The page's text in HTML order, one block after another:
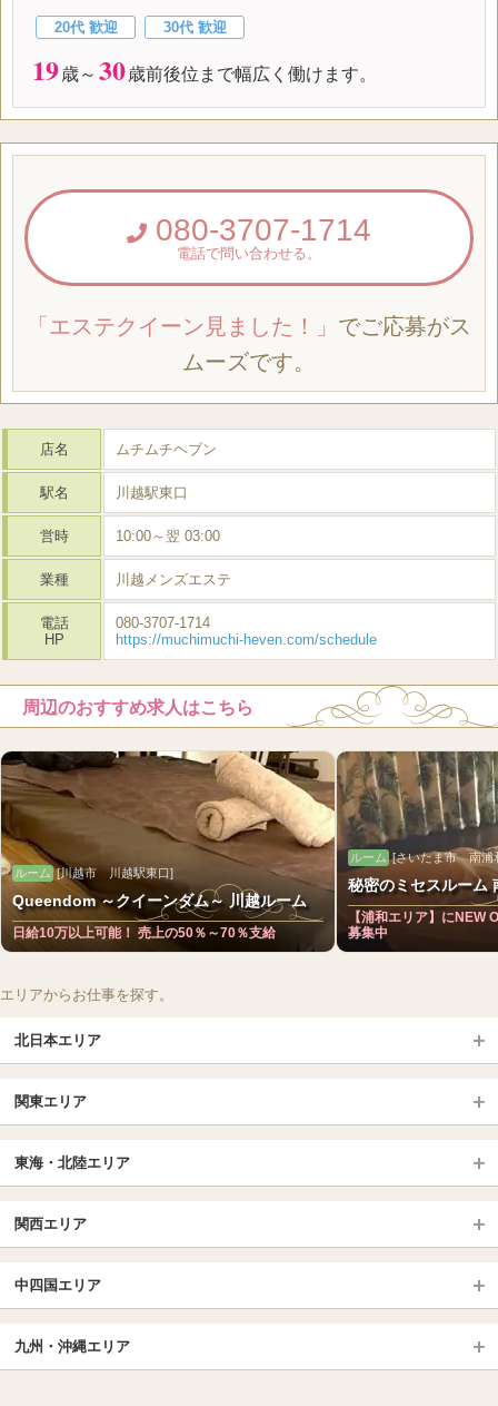
20代 歓迎 30代 歓迎
19歳～ 30歳前後位まで幅広く働けます。
080-3707-1714
電話で問い合わせる。
「エステクイーン見ました！」 でご応募がス
ムーズです。
店名 ムチムチヘブン
駅名 川越駅東口
営時 10:00～翌 03:00
業種 川越メンズエステ
電話
HP
080-3707-1714
https://muchimuchi-heven.com/schedule
周辺のおすすめ求人はこちら
ルーム [川越市 川越駅東口]
Queendom ～クイーンダム～ 川越ルーム
日給10万以上可能！ 売上の50％～70％支給
ルーム [さいたま市 南浦
秘密のミセスルーム
【浦和エリア】にNEW
募集中
エリアからお仕事を探す。
北日本エリア
北海道（札幌・旭川・函館）
青森
岩手 (盛岡・北上)
福島 (いわき・郡山)
山形
長野・松本・上田
群馬（伊勢崎・高崎・前橋）
関東エリア
大宮・浦和・川口
越谷・春日部
千葉TOP
松戸・柏
池袋・大塚
新宿
東海・北陸エリア
愛知（名古屋）
岐阜県
北陸
名古屋TOP
関西エリア
京都駅・伏見区
烏丸御池駅
四条烏丸・河原町・祇園四条
三条・京都市役所前
中四国エリア
広島
岡山
九州・沖縄エリア